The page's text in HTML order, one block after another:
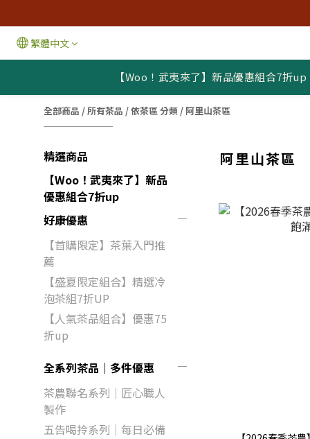
繁體中文
【Woo！武夷來了】新品優惠組合7折up
全部商品 /所有茶品 /依茶區 分類 / 阿里山茶區
精選商品
【Woo！武夷來了】新品
優惠組合7折up
好康優惠
【首購限定】茶葉入門推
薦
【盛夏限定組合】精選冷
泡茶組7折UP
【人氣茶品組合】優惠75
折up
全系列茶品｜多件優惠
茶農聯名系列｜匠心職人
製作
五告喝拎系列｜每日必備
阿里山茶區